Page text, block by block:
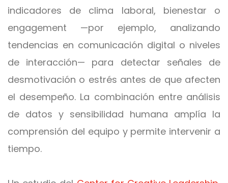
indicadores de clima laboral, bienestar o
engagement —por ejemplo, analizando
tendencias en comunicación digital o niveles
de interacción— para detectar señales de
desmotivación o estrés antes de que afecten
el desempeño. La combinación entre análisis
de datos y sensibilidad humana amplía la
comprensión del equipo y permite intervenir a
tiempo.